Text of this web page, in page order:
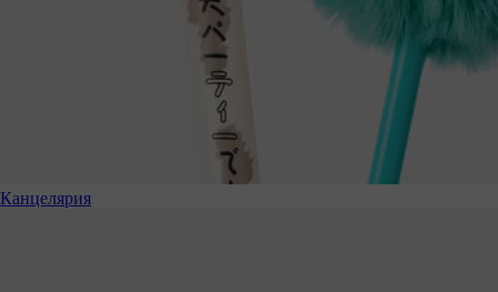
Канцелярия